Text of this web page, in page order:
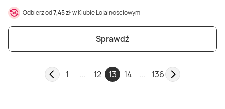
Odbierz od7,45 złw Klubie Lojalnościowym
Sprawdź
1 ... 12 13 14 ... 136